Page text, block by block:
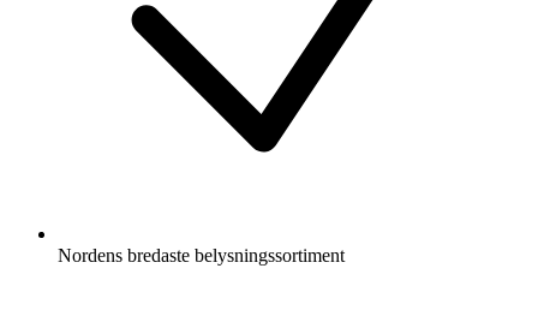
Nordens bredaste belysningssortiment